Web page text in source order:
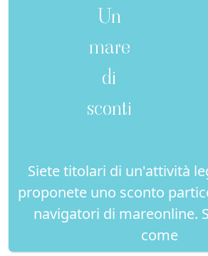
Un
mare
di
sconti
Siete titolari di un'attività
proponete uno sconto
navigatori di mareonline.
come